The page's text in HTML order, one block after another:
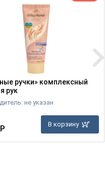
ручки» комплексный
рук
не указан
В корзину